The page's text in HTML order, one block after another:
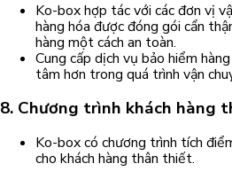
Ko-box hợp tác với các đơn vị
hàng hóa được đóng gói cẩn
hàng một cách an toàn.
Cung cấp dịch vụ bảo hiểm
tâm hơn trong quá trình vận
8. Chương trình khách hàng
Ko-box có chương trình tích
cho khách hàng thân thiết.